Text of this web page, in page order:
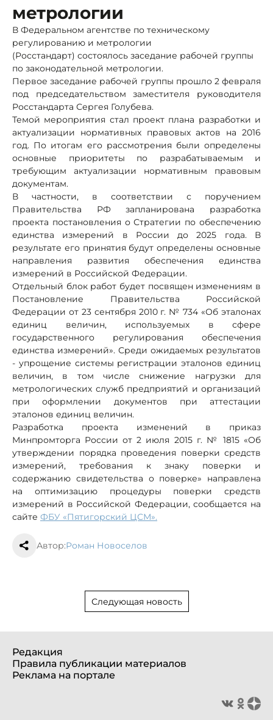
метрологии
В Федеральном агентстве по техническому
регулированию и метрологии
(Росстандарт) состоялось заседание рабочей группы
по законодательной метрологии.
Первое заседание рабочей группы прошло 2 февраля
под председательством заместителя руководителя
Росстандарта Сергея Голубева.
Темой мероприятия стал проект плана разработки и
актуализации нормативных правовых актов на 2016
год. По итогам его рассмотрения были определены
основные приоритеты по разрабатываемым и
требующим актуализации нормативным правовым
документам.
В частности, в соответствии с поручением
Правительства РФ запланирована разработка
проекта постановления о Стратегии по обеспечению
единства измерений в России до 2025 года. В
результате его принятия будут определены основные
направления развития обеспечения единства
измерений в Российской Федерации.
Отдельный блок работ будет посвящен изменениям в
Постановление Правительства Российской
Федерации от 23 сентября 2010 г. № 734 «Об эталонах
единиц величин, используемых в сфере
государственного регулирования обеспечения
единства измерений». Среди ожидаемых результатов
- упрощение системы регистрации эталонов единиц
величин, в том числе снижение нагрузки для
метрологических служб предприятий и организаций
при оформлении документов при аттестации
эталонов единиц величин.
Разработка проекта изменений в приказ
Минпромторга России от 2 июля 2015 г. № 1815 «Об
утверждении порядка проведения поверки средств
измерений, требования к знаку поверки и
содержанию свидетельства о поверке» направлена
на оптимизацию процедуры поверки средств
измерений в Российской Федерации, сообщается на
сайте ФБУ «Пятигорский ЦСМ».
Автор:Роман Новоселов
Следующая новость
Редакция
Правила публикации материалов
Реклама на портале